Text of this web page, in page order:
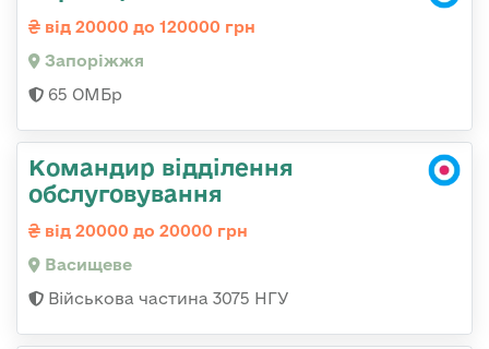
від 20000 до 120000 грн
Запоріжжя
65 ОМБр
Командир відділення
обслуговування
від 20000 до 20000 грн
Васищеве
Військова частина 3075 НГУ